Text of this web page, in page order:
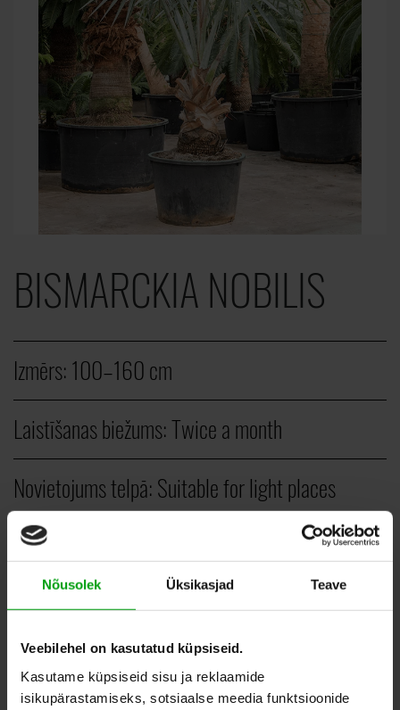
Nõusolek Üksikasjad Teave
Veebilehel on kasutatud küpsiseid.
Kasutame küpsiseid sisu ja reklaamide
isikupärastamiseks, sotsiaalse meedia funktsioonide
BISMARCKIA NOBILIS
Izmērs:100–160 cm
Laistīšanas biežums:Twice a month
Novietojums telpā:Suitable for light places
Veids:
PCS.
140,00–280,00EUR